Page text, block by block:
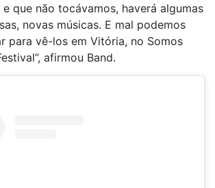
que não tocávamos, haverá algumas
novas músicas. E mal podemos
para vê-los em Vitória, no Somos
afirmou Band.